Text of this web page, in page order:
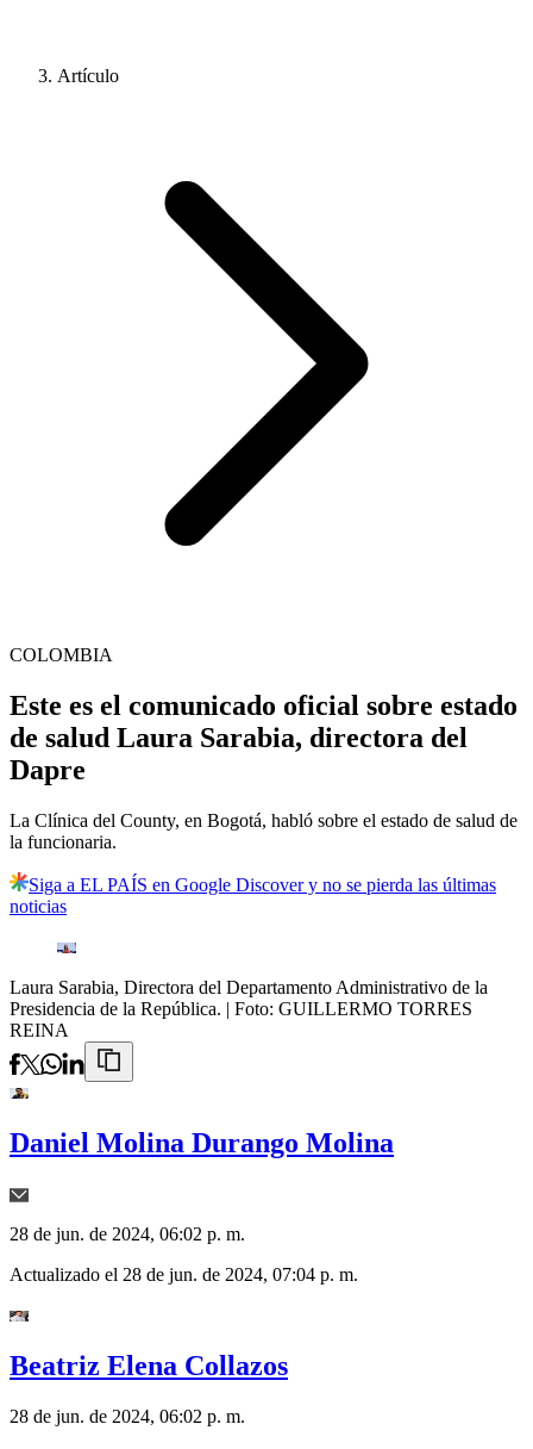
Artículo
COLOMBIA
Este es el comunicado oficial sobre estado
de salud Laura Sarabia, directora del
Dapre
La Clínica del County, en Bogotá, habló sobre el estado de salud de
la funcionaria.
Siga a EL PAÍS en Google Discover y no se pierda las últimas
noticias
Laura Sarabia, Directora del Departamento Administrativo de la
Presidencia de la República. | Foto: GUILLERMO TORRES
REINA
Daniel Molina Durango Molina
28 de jun. de 2024, 06:02 p. m.
Actualizado el 28 de jun. de 2024, 07:04 p. m.
Beatriz Elena Collazos
28 de jun. de 2024, 06:02 p. m.